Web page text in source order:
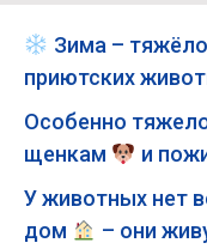
Зима –
приютских
Особенно
щенкам
и
У животных нет
дом
– они